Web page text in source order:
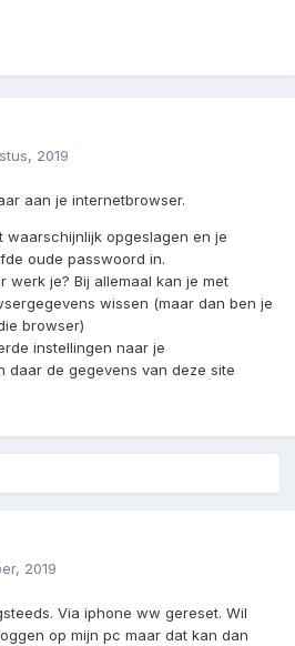
2019
aan je internetbrowser.
waarschijnlijk opgeslagen en je
oude passwoord in.
werk je? Bij allemaal kan je met
wissen (maar dan ben je
browser)
instellingen naar je
daar de gegevens van deze site
2019
Via iphone ww gereset. Wil
op mijn pc maar dat kan dan